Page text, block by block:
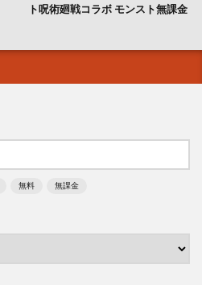
ト呪術廻戦コラボ モンスト無課金
無料 無課金